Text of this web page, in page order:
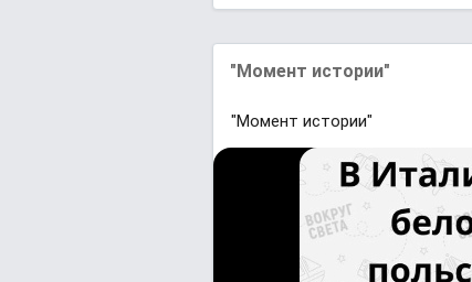
"Момент истории"
"Момент истории"